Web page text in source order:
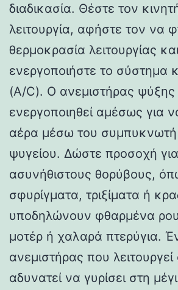
διαδικασία. Θέστε τον
λειτουργία, αφήστε τον να
θερμοκρασία λειτουργίας
ενεργοποιήστε το σύστημα
(A/C). Ο ανεμιστήρας ψύξης
ενεργοποιηθεί αμέσως για
αέρα μέσω του συμπυκνωτή
ψυγείου. Δώστε προσοχή
ασυνήθιστους θορύβους,
σφυρίγματα, τριξίματα ή
υποδηλώνουν φθαρμένα
μοτέρ ή χαλαρά πτερύγια.
ανεμιστήρας που
αδυνατεί να γυρίσει στη